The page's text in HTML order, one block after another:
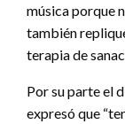
música porque
también
terapia de
Por su parte el
expresó que